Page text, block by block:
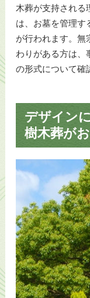
木葬が支持される
は、お墓を管理す
が行われます。無
わりがある方は、
の形式について確
デザイン
樹木葬が